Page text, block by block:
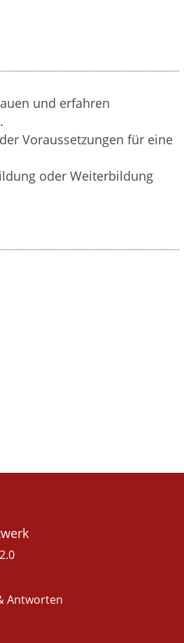
und erfahren
Voraussetzungen für eine
oder Weiterbildung
Antworten